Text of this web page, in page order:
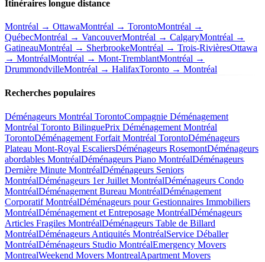
Itinéraires longue distance
Montréal → OttawaMontréal → TorontoMontréal →
QuébecMontréal → VancouverMontréal → CalgaryMontréal →
GatineauMontréal → SherbrookeMontréal → Trois-RivièresOttawa
→ MontréalMontréal → Mont-TremblantMontréal →
DrummondvilleMontréal → HalifaxToronto → Montréal
Recherches populaires
Déménageurs Montréal TorontoCompagnie Déménagement
Montréal Toronto BilinguePrix Déménagement Montréal
TorontoDéménagement Forfait Montréal TorontoDéménageurs
Plateau Mont-Royal EscaliersDéménageurs RosemontDéménageurs
abordables MontréalDéménageurs Piano MontréalDéménageurs
Dernière Minute MontréalDéménageurs Seniors
MontréalDéménageurs 1er Juillet MontréalDéménageurs Condo
MontréalDéménagement Bureau MontréalDéménagement
Corporatif MontréalDéménageurs pour Gestionnaires Immobiliers
MontréalDéménagement et Entreposage MontréalDéménageurs
Articles Fragiles MontréalDéménageurs Table de Billard
MontréalDéménageurs Antiquités MontréalService Déballer
MontréalDéménageurs Studio MontréalEmergency Movers
MontrealWeekend Movers MontrealApartment Movers